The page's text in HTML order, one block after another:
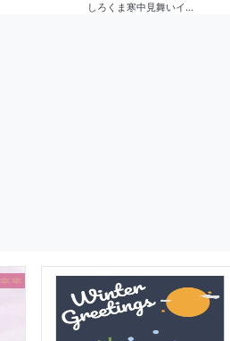
しろくま寒中見舞いイ...